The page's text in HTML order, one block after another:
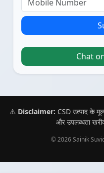
Chat
⚠️ Disclaimer: CSD उत्पाद के
और उपलब्धता
© 2026 Sainik